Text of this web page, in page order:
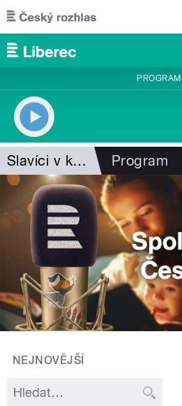
Přejít k hlavnímu obsahu
PROGRAM
Slavíci v krabici Program
NEJNOVĚJŠÍ